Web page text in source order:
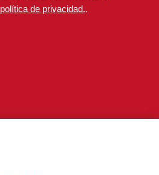
política de privacidad..